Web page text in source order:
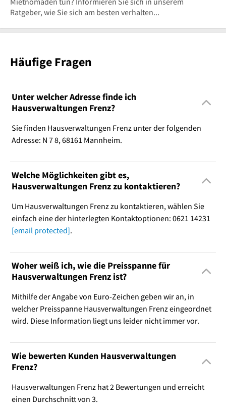
Ratgeber, wie Sie sich am besten verhalten...
Häufige Fragen
Unter welcher Adresse finde ich
Hausverwaltungen Frenz?
Sie finden Hausverwaltungen Frenz unter der folgenden
Adresse: N 7 8, 68161 Mannheim.
Welche Möglichkeiten gibt es,
Hausverwaltungen Frenz zu kontaktieren?
Um Hausverwaltungen Frenz zu kontaktieren, wählen Sie
einfach eine der hinterlegten Kontaktoptionen: 0621 14231
[email protected].
Woher weiß ich, wie die Preisspanne für
Hausverwaltungen Frenz ist?
Mithilfe der Angabe von Euro-Zeichen geben wir an, in
welcher Preisspanne Hausverwaltungen Frenz eingeordnet
wird. Diese Information liegt uns leider nicht immer vor.
Wie bewerten Kunden Hausverwaltungen
Frenz?
Hausverwaltungen Frenz hat 2 Bewertungen und erreicht
einen Durchschnitt von 3.